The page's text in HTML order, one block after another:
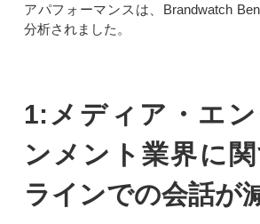
アパフォーマンスは、Brandwatch
分析されました。
1:メディア・エ
ンメント業界に
ラインでの会話が